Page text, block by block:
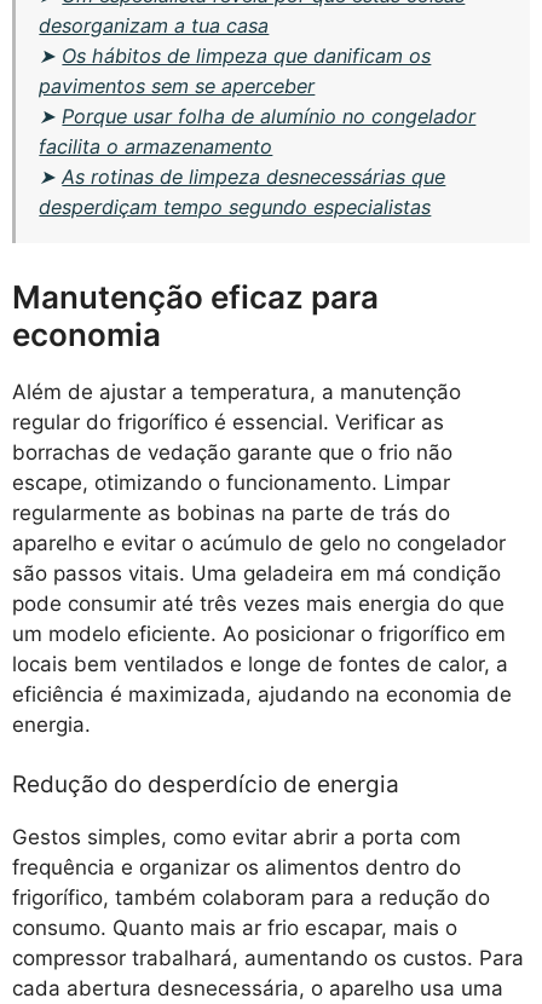
desorganizam a tua casa
➤ Os hábitos de limpeza que danificam os
pavimentos sem se aperceber
➤ Porque usar folha de alumínio no congelador
facilita o armazenamento
➤As rotinas de limpeza desnecessárias que
desperdiçam tempo segundo especialistas
Manutenção eficaz para
economia
Além de ajustar a temperatura, a manutenção
regular do frigorífico é essencial. Verificar as
borrachas de vedação garante que o frio não
escape, otimizando o funcionamento. Limpar
regularmente as bobinas na parte de trás do
aparelho e evitar o acúmulo de gelo no congelador
são passos vitais. Uma geladeira em má condição
pode consumir até três vezes mais energia do que
um modelo eficiente. Ao posicionar o frigorífico em
locais bem ventilados e longe de fontes de calor, a
eficiência é maximizada, ajudando na economia de
energia.
Redução do desperdício de energia
Gestos simples, como evitar abrir a porta com
frequência e organizar os alimentos dentro do
frigorífico, também colaboram para a redução do
consumo. Quanto mais ar frio escapar, mais o
compressor trabalhará, aumentando os custos. Para
cada abertura desnecessária, o aparelho usa uma